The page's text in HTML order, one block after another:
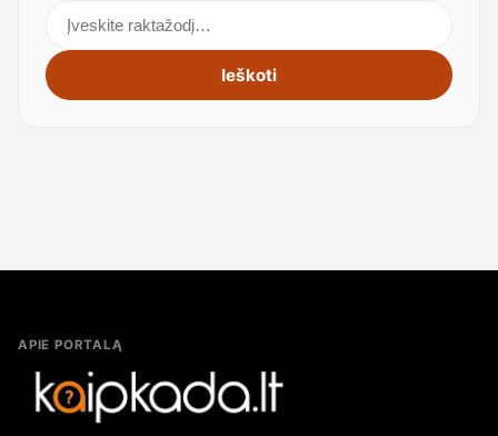
Ieškoti
APIE PORTALĄ